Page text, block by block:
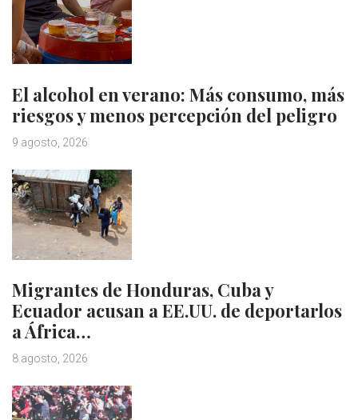
El alcohol en verano: Más consumo, más
riesgos y menos percepción del peligro
9 agosto, 2026
Migrantes de Honduras, Cuba y
Ecuador acusan a EE.UU. de deportarlos
a África…
8 agosto, 2026